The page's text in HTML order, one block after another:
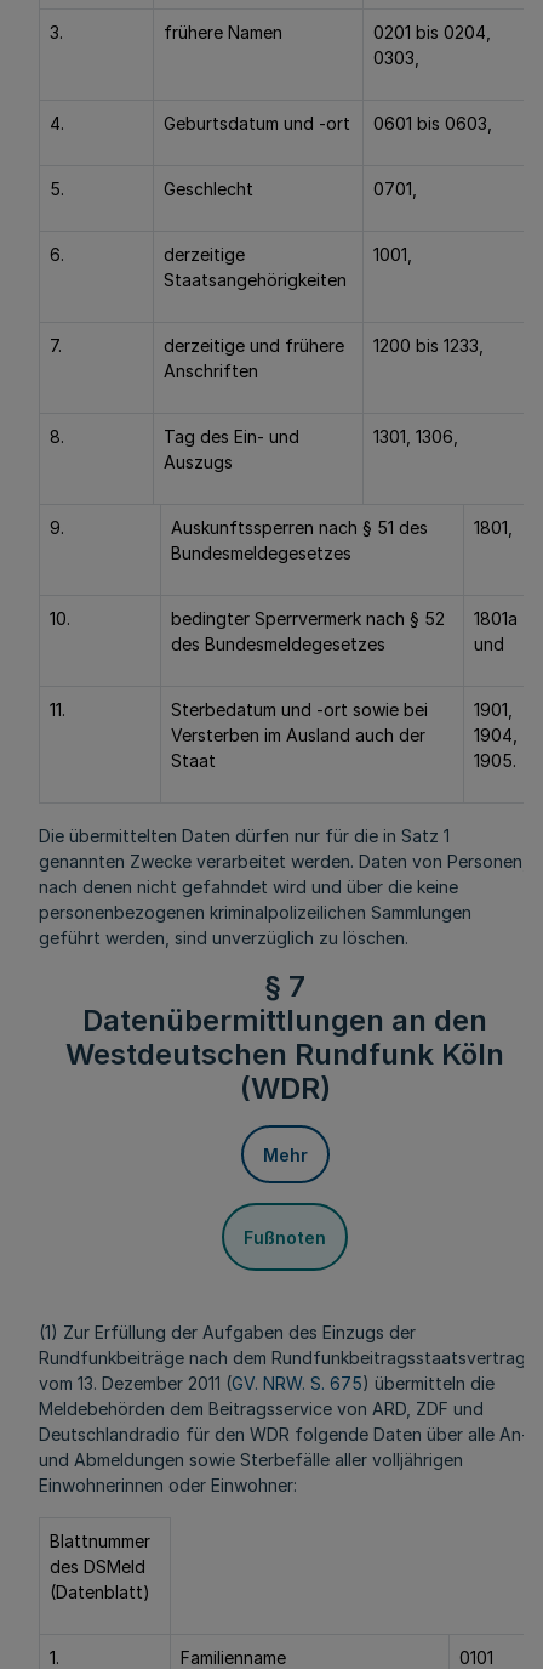
3. frühere Namen
0201 bis 0204,
0303,
4. Geburtsdatum und -ort 0601 bis 0603,
5. Geschlecht 0701,
6.
derzeitige
Staatsangehörigkeiten
1001,
7.
derzeitige und frühere
Anschriften
1200 bis 1233,
8.
Tag des Ein- und
Auszugs
1301, 1306,
9.
Auskunftssperren nach § 51 des
Bundesmeldegesetzes
1801,
10.
bedingter Sperrvermerk nach § 52
des Bundesmeldegesetzes
1801a
und
11.
Sterbedatum und -ort sowie bei
Versterben im Ausland auch der
Staat
1901,
1904,
1905.
Die übermittelten Daten dürfen nur für die in Satz 1
genannten Zwecke verarbeitet werden. Daten von Personen,
nach denen nicht gefahndet wird und über die keine
personenbezogenen kriminalpolizeilichen Sammlungen
geführt werden, sind unverzüglich zu löschen.
§ 7
Datenübermittlungen an den
Westdeutschen Rundfunk Köln
(WDR)
Mehr
Fußnoten
(1) Zur Erfüllung der Aufgaben des Einzugs der
Rundfunkbeiträge nach dem Rundfunkbeitragsstaatsvertrag
vom 13. Dezember 2011 (GV. NRW. S. 675) übermitteln die
Meldebehörden dem Beitragsservice von ARD, ZDF und
Deutschlandradio für den WDR folgende Daten über alle An-
und Abmeldungen sowie Sterbefälle aller volljährigen
Einwohnerinnen oder Einwohner:
Blattnummer
des DSMeld
(Datenblatt)
1. Familienname
0101